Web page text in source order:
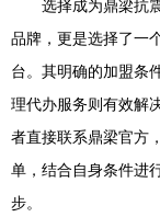
选择成为鼎梁抗
品牌，更是选择了一
台。其明确的加盟条
理代办服务则有效解
者直接联系鼎梁官方
单，结合自身条件进
步。